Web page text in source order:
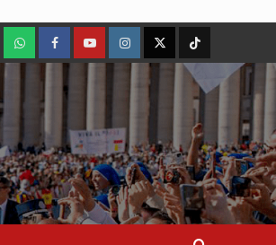
WhatsAppFacebookYoutubeInstagram
X TikTok